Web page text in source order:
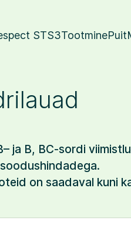
STS3TootminePuit
ja B, BC-sordi
on saadaval kuni